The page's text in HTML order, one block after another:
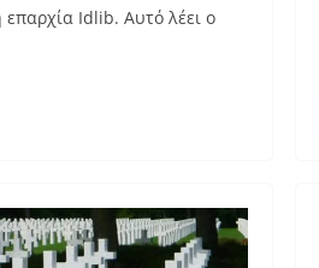
Idlib. Αυτό λέει ο